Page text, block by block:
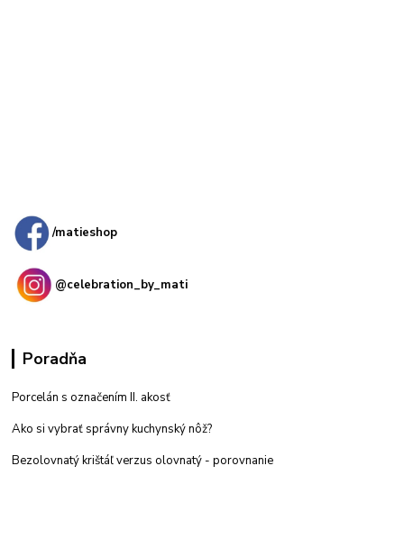
/matieshop
@celebration_by_mati
Poradňa
Porcelán s označením II. akosť
Ako si vybrať správny kuchynský nôž?
Bezolovnatý krištáľ verzus olovnatý - porovnanie